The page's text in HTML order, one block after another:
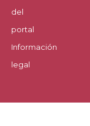
del
portal
Información
legal